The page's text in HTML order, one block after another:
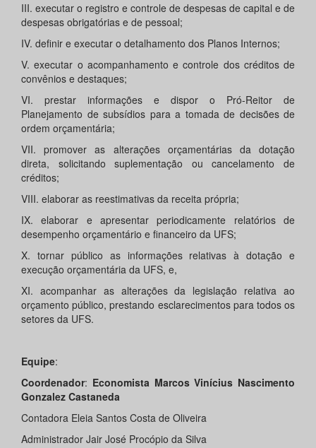
III. executar o registro e controle de despesas de capital e de
despesas obrigatórias e de pessoal;
IV. definir e executar o detalhamento dos Planos Internos;
V. executar o acompanhamento e controle dos créditos de
convênios e destaques;
VI. prestar informações e dispor o Pró-Reitor de
Planejamento de subsídios para a tomada de decisões de
ordem orçamentária;
VII. promover as alterações orçamentárias da dotação
direta, solicitando suplementação ou cancelamento de
créditos;
VIII. elaborar as reestimativas da receita própria;
IX. elaborar e apresentar periodicamente relatórios de
desempenho orçamentário e financeiro da UFS;
X. tornar público as informações relativas à dotação e
execução orçamentária da UFS, e,
XI. acompanhar as alterações da legislação relativa ao
orçamento público, prestando esclarecimentos para todos os
setores da UFS.
Equipe:
Coordenador: Economista Marcos Vinícius Nascimento
Gonzalez Castaneda
Contadora Eleia Santos Costa de Oliveira
Administrador Jair José Procópio da Silva